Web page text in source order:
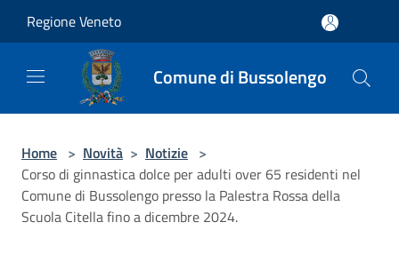
Regione Veneto
Comune di Bussolengo
Home > Novità > Notizie >
Corso di ginnastica dolce per adulti over 65 residenti nel
Comune di Bussolengo presso la Palestra Rossa della
Scuola Citella fino a dicembre 2024.